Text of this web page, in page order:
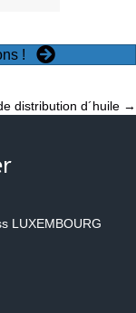
!
distribution d´huile →
LUXEMBOURG